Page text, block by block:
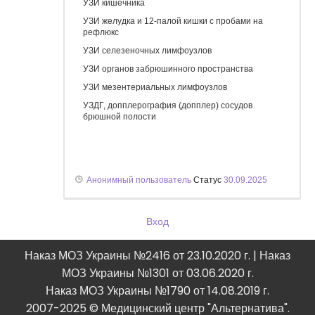
анализах паразитов не обнаружено,
очищение кожи, ушла отечность.
Совет от Надежды Григорьевны: “Если Вы
любите себя, займитесь чисткой своего
УЗИ кишечника
УЗИ желудка и 12-палой кишки с пробами на
рефлюкс
УЗИ селезеночных лимфоузлов
УЗИ органов забрюшинного пространства
УЗИ мезентериальных лимфоузлов
УЗДГ, допплерография (допплер) сосудов
брюшной полости
Анонимный пользователь Статус 30.09.2025
Вход
Наказ МОЗ Украины №2416 от 23.10.2020 г. | Наказ
МОЗ Украины №1301 от 03.06.2020 г.
Наказ МОЗ Украины №1790 от 14.08.2019 г.
2007-2025 © Медицинский центр "Альтернатива".